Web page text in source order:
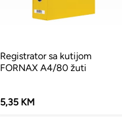
Registrator sa kutijom
FORNAX A4/80 žuti
5,35 KM